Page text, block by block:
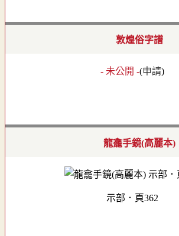
敦煌俗字譜
- 未公開 -(申請)
龍龕手鏡(高麗本)
示部．頁362